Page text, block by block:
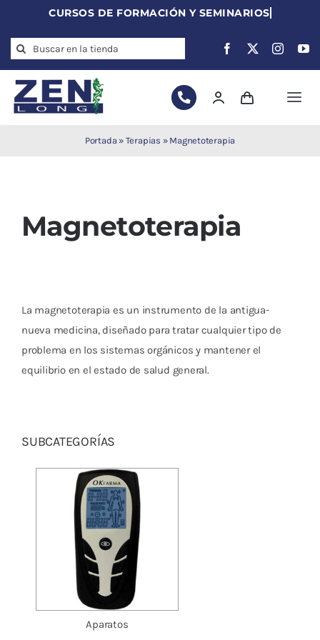
content
Search
for:
Auriculoterapia
Auriculomedicina
Cromoterapia
Fisioterapia
Terapias
OFERTAS
Portada » Terapias » Magnetoterapia
Magnetoterapia
La magnetoterapia es un instrumento de la antigua-
nueva medicina, diseñado para tratar cualquier tipo de
problema en los sistemas orgánicos y mantener el
equilibrio en el estado de salud general.
SUBCATEGORÍAS
Aparatos